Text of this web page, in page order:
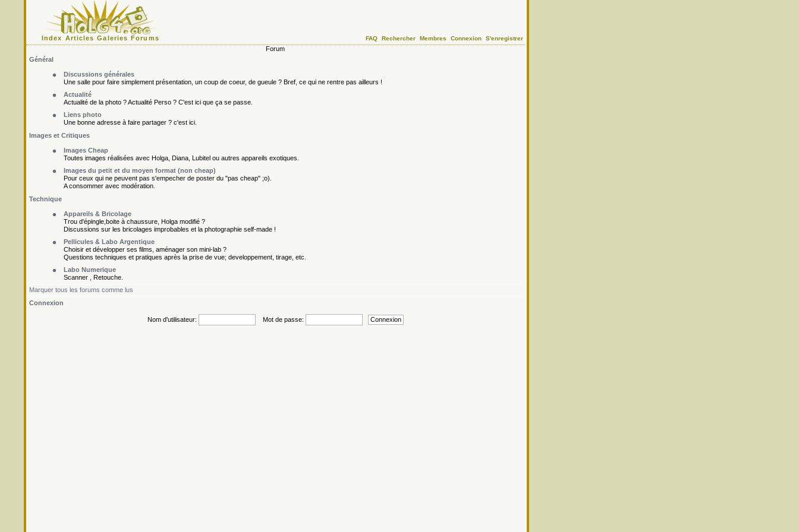
Index Articles Galeries Forums FAQ Rechercher Membres Connexion S'enregistrer
Forum
Général
Discussions générales
Une salle pour faire simplement présentation, un coup de coeur, de gueule ? Bref, ce qui ne rentre pas ailleurs !
Actualité
Actualité de la photo ? Actualité Perso ? C'est ici que ça se passe.
Liens photo
Une bonne adresse à faire partager ? c'est ici.
Images et Critiques
Images Cheap
Toutes images réalisées avec Holga, Diana, Lubitel ou autres appareils exotiques.
Images du petit et du moyen format (non cheap)
Pour ceux qui ne peuvent pas s'empecher de poster du "pas cheap" ;o).
A consommer avec modération.
Technique
Appareils & Bricolage
Trou d'épingle,boite à chaussure, Holga modifié ?
Discussions sur les bricolages improbables et la photographie self-made !
Pellicules & Labo Argentique
Choisir et développer ses films, aménager son mini-lab ?
Questions techniques et pratiques après la prise de vue; developpement, tirage, etc.
Labo Numerique
Scanner , Retouche.
Marquer tous les forums comme lus
Connexion
Nom d'utilisateur: Mot de passe: